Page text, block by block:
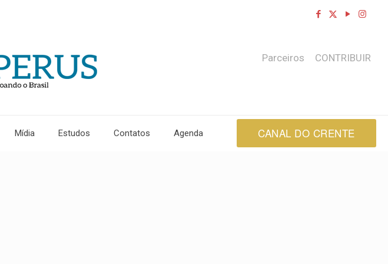
Mídia Estudos Contatos Agenda
Parceiros CONTRIBUIR
CANAL DO CRENTE